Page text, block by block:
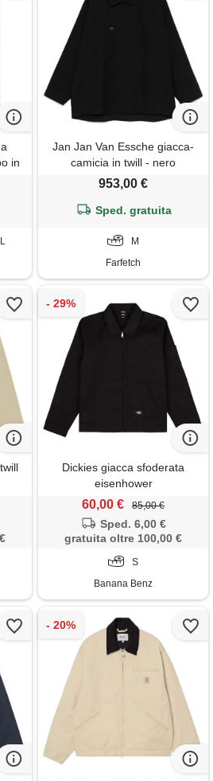
in
s
Jan Jan Van Essche giacca-
camicia in twill - nero
953,00 €
Sped. gratuita
M
Farfetch
Dickies giacca sfoderata
eisenhower
60,00 € 85,00 €
Sped. 6,00 €
gratuita oltre 100,00 €
S
Banana Benz